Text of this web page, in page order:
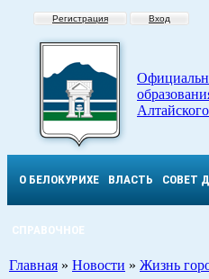
Регистрация Вход
О БЕЛОКУРИХЕ ВЛАСТЬ СОВЕТ
СПРАВОЧНОЕ
Главная » Новости » Жизнь